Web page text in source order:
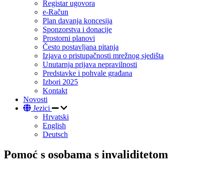
Registar ugovora
e-Račun
Plan davanja koncesija
Sponzorstva i donacije
Prostorni planovi
Često postavljana pitanja
Izjava o pristupačnosti mrežnog sjedišta
Unutarnja prijava nepravilnosti
Predstavke i pohvale građana
Izbori 2025
Kontakt
Novosti
Jezici
Hrvatski
English
Deutsch
Pomoć s osobama s invaliditetom